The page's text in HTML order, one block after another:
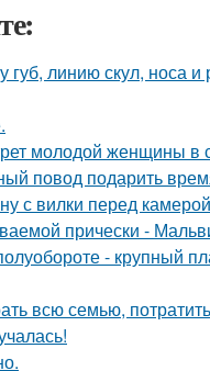
линию скул, носа и
молодой женщины в
повод подарить
с вилки перед
прически -
- крупный
всю семью,